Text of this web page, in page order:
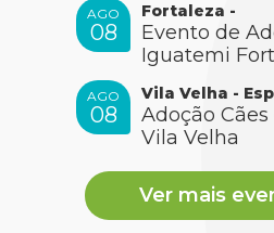
AGO
08
Fortaleza -
Evento de
Iguatemi
AGO
08
Vila Velha -
Adoção Cães
Vila Velha
Ver mais